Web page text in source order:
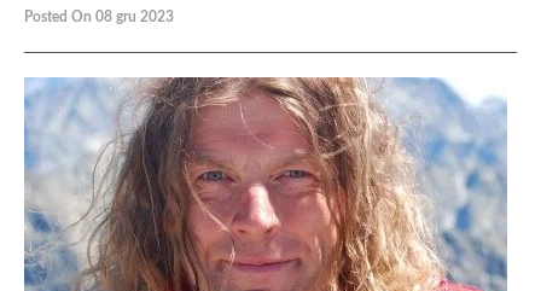
Posted On 08 gru 2023